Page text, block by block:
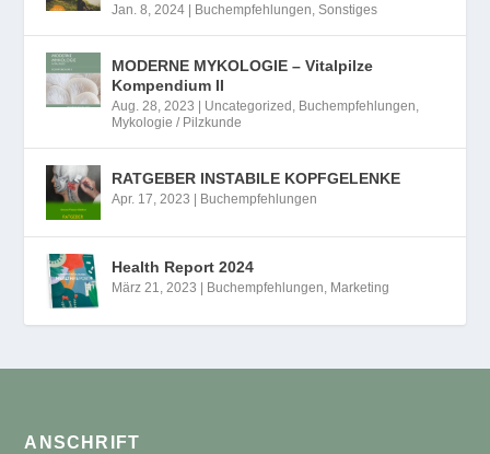
Jan. 8, 2024 Buchempfehlungen,Sonstiges
MODERNE MYKOLOGIE – Vitalpilze
Kompendium II
Aug. 28, 2023 Uncategorized , Buchempfehlungen,
Mykologie / Pilzkunde
RATGEBER INSTABILE KOPFGELENKE
Apr. 17, 2023 Buchempfehlungen
Health Report 2024
März 21, 2023 Buchempfehlungen, Marketing
ANSCHRIFT